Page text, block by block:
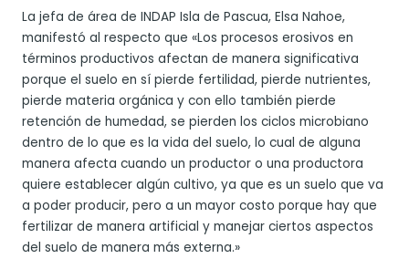
La jefa de área de INDAP Isla de Pascua, Elsa Nahoe,
manifestó al respecto que «Los procesos erosivos en
términos productivos afectan de manera significativa
porque el suelo en sí pierde fertilidad, pierde nutrientes,
pierde materia orgánica y con ello también pierde
retención de humedad, se pierden los ciclos microbiano
dentro de lo que es la vida del suelo, lo cual de alguna
manera afecta cuando un productor o una productora
quiere establecer algún cultivo, ya que es un suelo que va
a poder producir, pero a un mayor costo porque hay que
fertilizar de manera artificial y manejar ciertos aspectos
del suelo de manera más externa.»